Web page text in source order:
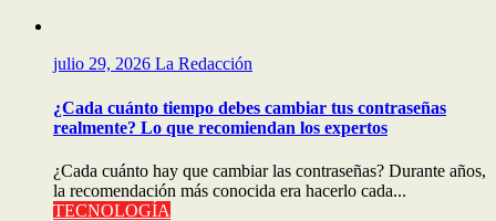
julio 29, 2026 La Redacción
¿Cada cuánto tiempo debes cambiar tus contraseñas
realmente? Lo que recomiendan los expertos
¿Cada cuánto hay que cambiar las contraseñas? Durante años,
la recomendación más conocida era hacerlo cada...
TECNOLOGÍA